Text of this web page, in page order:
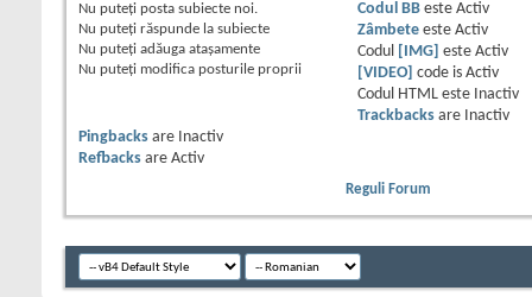
Nu puteţi posta subiecte noi.
Nu puteţi răspunde la subiecte
Nu puteţi adăuga ataşamente
Nu puteţi modifica posturile proprii
Codul BBeste Activ
Zâmbeteeste Activ
Codul
[IMG] este Activ
[VIDEO]
code is Activ
Codul HTML este
Inactiv
Trackbacksare
Inactiv
Pingbacks are
Inactiv
Refbacks are Activ
Reguli Forum